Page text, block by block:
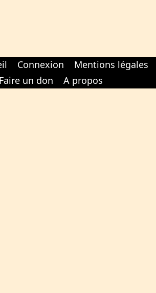
Connexion
Mentions légales
Faire un don A propos